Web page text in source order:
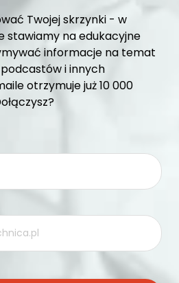
Twojej skrzynki - w
stawiamy na edukacyjne
informacje na temat
i innych
otrzymuje już 10 000